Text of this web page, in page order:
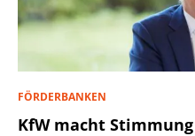
FÖRDERBANKEN
KfW macht